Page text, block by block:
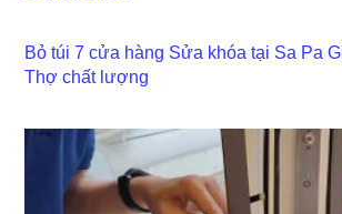
Bỏ túi 7 cửa hàng Sửa khóa tại Sa Pa
Thợ chất lượng